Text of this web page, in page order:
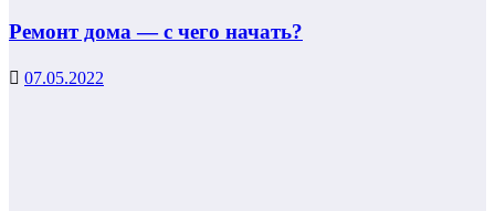
Ремонт дома — с чего начать?
07.05.2022